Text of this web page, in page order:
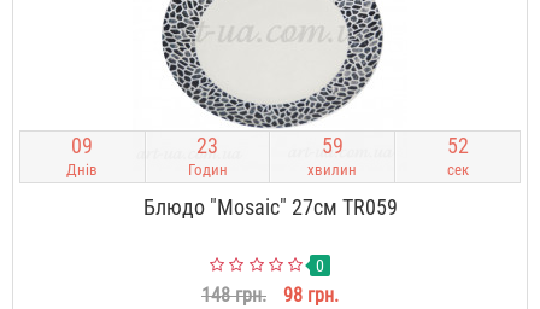
09
Днів
23
Годин
59
хвилин
51
сек
Блюдо "Mosaic" 27см TR059
0
148 грн. 98 грн.